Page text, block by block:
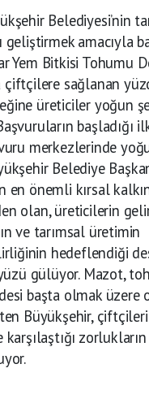
Belediyesi’nin
geliştirmek amacıyla
Yem Bitkisi Tohumu
çiftçilere sağlanan
üreticiler yoğun
başladığı
merkezlerinde
Belediye
en önemli kırsal
olan, üreticilerin
ve tarımsal üretimin
hedeflendiği
gülüyor. Mazot,
başta olmak üzere
Büyükşehir,
zorlukların